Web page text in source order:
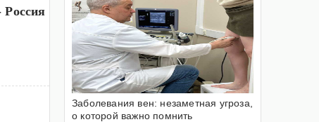
Заболевания вен: незаметная угроза,
о которой важно помнить